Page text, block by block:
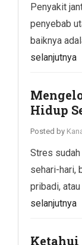
Penyakit
penyebab
baiknya
selanjutnya
Hidup
Posted by
Stres
sehari-hari,
pribadi,
selanjutnya
Ketahui